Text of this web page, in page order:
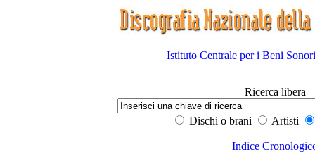
Istituto Centrale per i Beni
Ricerca libera
Dischi o brani Artisti
Indice